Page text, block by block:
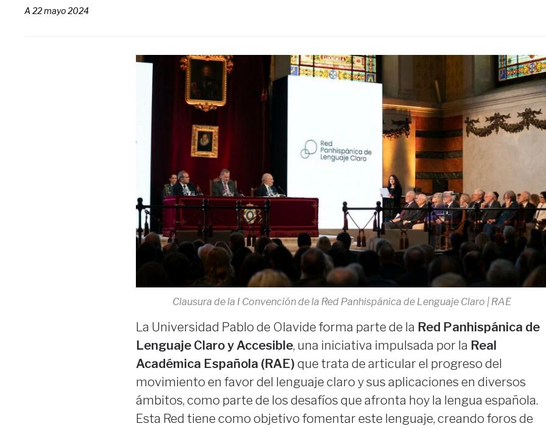
A22 mayo 2024
Clausura de la I Convención de la Red Panhispánica de Lenguaje Claro | RAE
La Universidad Pablo de Olavide forma parte de la Red Panhispánica de
Lenguaje Claro y Accesible, una iniciativa impulsada por la Real
Académica Española (RAE) que trata de articular el progreso del
movimiento en favor del lenguaje claro y sus aplicaciones en diversos
ámbitos, como parte de los desafíos que afronta hoy la lengua española.
Esta Red tiene como objetivo fomentar este lenguaje, creando foros de